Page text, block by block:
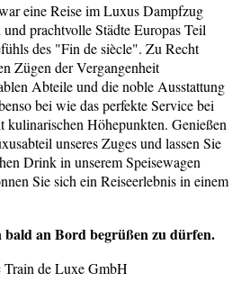
eine Reise im Luxus Dampfzug
prachtvolle Städte Europas Teil
des "Fin de siècle". Zu Recht
Zügen der Vergangenheit
Abteile und die noble Ausstattung
bei wie das perfekte Service bei
kulinarischen Höhepunkten. Genießen
unseres Zuges und lassen Sie
Drink in unserem Speisewagen
Sie sich ein Reiseerlebnis in einem
bald an Bord begrüßen zu dürfen.
de Luxe GmbH